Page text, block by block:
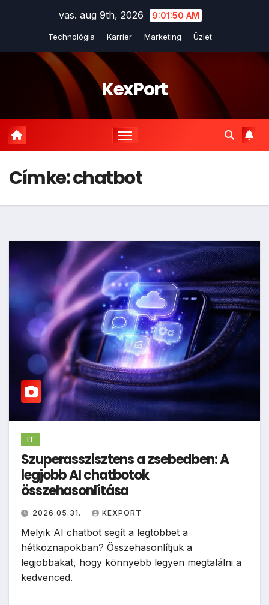
vas. aug 9th, 2026 9:01:50 AM
Technológia Karrier Marketing Üzlet
KexPort
Címke:chatbot
IT
Szuperasszisztens a zsebedben: A
legjobb AI chatbotok
összehasonlítása
2026.05.31. KEXPORT
Melyik AI chatbot segít a legtöbbet a
hétköznapokban? Összehasonlítjuk a
legjobbakat, hogy könnyebb legyen megtalálni a
kedvenced.